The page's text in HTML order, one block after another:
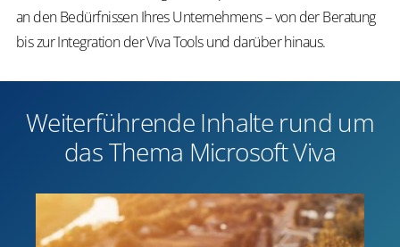
an den Bedürfnissen Ihres Unternehmens – von der Beratung
bis zur Integration der Viva Tools und darüber hinaus.
Weiterführende Inhalte rund um
das Thema Microsoft Viva